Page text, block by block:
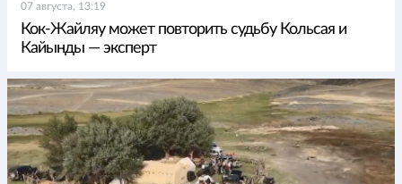
07 августа, 13:19
Кок-Жайляу может повторить судьбу Кольсая и
Кайынды — эксперт